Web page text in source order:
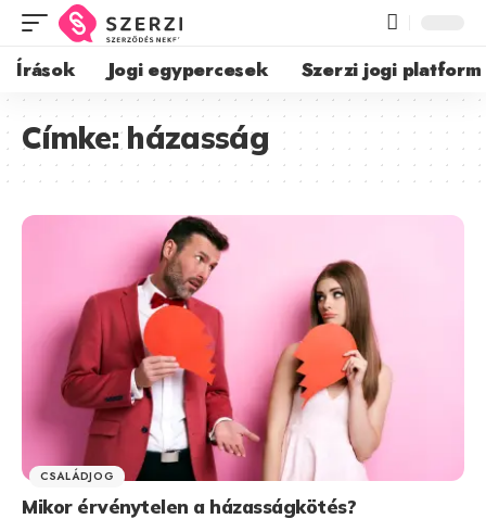
Írások Jogi egypercesek Szerzi jogi platform
Címke:házasság
CSALÁDJOG
Mikor érvénytelen a házasságkötés?